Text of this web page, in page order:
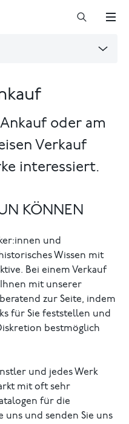
oder am
Verkauf
interessiert.
KÖNNEN
und
Wissen mit
Bei einem Verkauf
mit unserer
zur Seite, indem
für Sie feststellen und
bestmöglich
und jedes Werk
mit oft sehr
für die
uns und senden Sie uns